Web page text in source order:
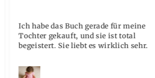
Ich habe das Buch gerade für meine
Tochter gekauft, und sie ist total
begeistert. Sie liebt es wirklich sehr.